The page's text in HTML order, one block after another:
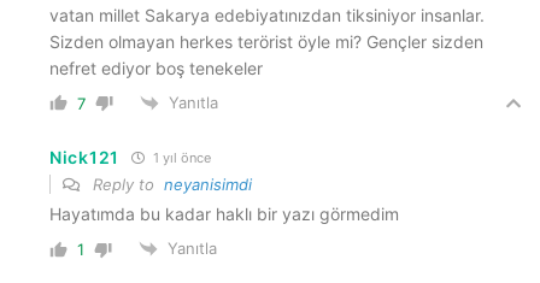
vatan millet Sakarya edebiyatınızdan tiksiniyor insanlar.
Sizden olmayan herkes terörist öyle mi? Gençler sizden
nefret ediyor boş tenekeler
7 Yanıtla
Nick121 1 yıl önce
Reply to neyanisimdi
Hayatımda bu kadar haklı bir yazı görmedim
1 Yanıtla